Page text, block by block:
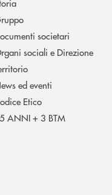
societari
sociali e Direzione
ed eventi
Etico
ANNI + 3 BTM